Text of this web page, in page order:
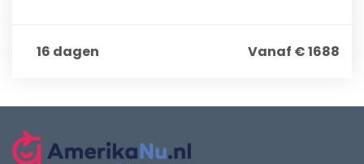
16 dagen Vanaf € 1688